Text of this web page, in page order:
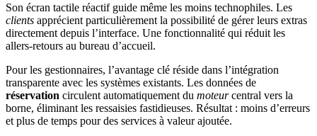
Son écran tactile réactif guide même les moins technophiles. Les
clients apprécient particulièrement la possibilité de gérer leurs extras
directement depuis l’interface. Une fonctionnalité qui réduit les
allers-retours au bureau d’accueil.
Pour les gestionnaires, l’avantage clé réside dans l’intégration
transparente avec les systèmes existants. Les données de
réservation circulent automatiquement du moteurcentral vers la
borne, éliminant les ressaisies fastidieuses. Résultat : moins d’erreurs
et plus de temps pour des services à valeur ajoutée.